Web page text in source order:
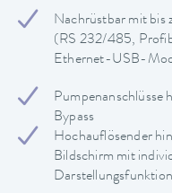
Nachrüstbar mit bis
(RS 232/485,
Ethernet-USB-
Pumpenanschlüsse
Bypass
Hochauflösender
Bildschirm mit